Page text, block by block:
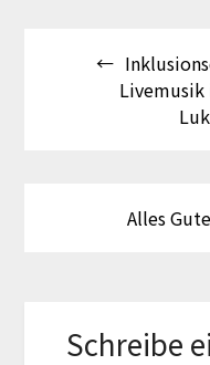
Alles
Schreibe